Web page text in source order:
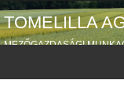
Megszakítás
TOMELILLA
MEZŐGAZDASÁGI